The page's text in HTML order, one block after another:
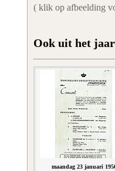
( klik op afbeelding
Ook uit het
maandag 23 januari